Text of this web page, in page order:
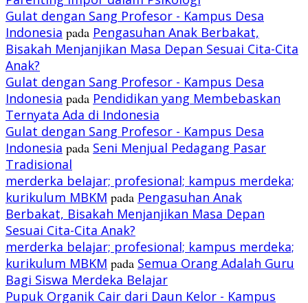
Gulat dengan Sang Profesor - Kampus Desa
Indonesia pada Pengasuhan Anak Berbakat,
Bisakah Menjanjikan Masa Depan Sesuai Cita-Cita
Anak?
Gulat dengan Sang Profesor - Kampus Desa
Indonesia pada Pendidikan yang Membebaskan
Ternyata Ada di Indonesia
Gulat dengan Sang Profesor - Kampus Desa
Indonesia pada Seni Menjual Pedagang Pasar
Tradisional
merderka belajar; profesional; kampus merdeka;
kurikulum MBKM pada Pengasuhan Anak
Berbakat, Bisakah Menjanjikan Masa Depan
Sesuai Cita-Cita Anak?
merderka belajar; profesional; kampus merdeka;
kurikulum MBKM pada Semua Orang Adalah Guru
Bagi Siswa Merdeka Belajar
Pupuk Organik Cair dari Daun Kelor - Kampus